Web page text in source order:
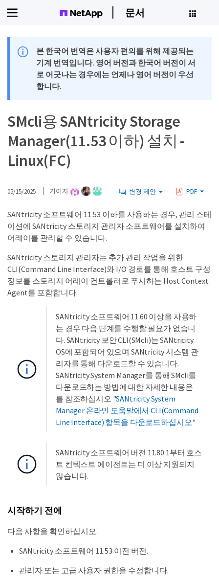
문서
본 한국어 번역은 사용자 편의를 위해 제공되는
기계 번역입니다. 영어 버전과 한국어 버전이 서
로 어긋나는 경우에는 언제나 영어 버전이 우선
합니다.
SMcli용 SANtricity Storage
Manager(11.53 이하) 설치 -
Linux(FC)
05/15/2025 기여자 변경 제안 PDF
SANtricity 소프트웨어 11.53 이하를 사용하는 경우, 관리 스테
이션에 SANtricity 스토리지 관리자 소프트웨어를 설치하여
어레이를 관리할 수 있습니다.
SANtricity 스토리지 관리자는 추가 관리 작업을 위한
CLI(Command Line Interface)와 I/O 경로를 통해 호스트 구성
정보를 스토리지 어레이 컨트롤러로 푸시하는 Host Context
Agent를 포함합니다.
SANtricity 소프트웨어 11.60 이상을 사용하
는 경우 다음 단계를 수행할 필요가 없습니
다. SANtricity 보안 CLI(SMcli)는 SANtricity
OS에 포함되어 있으며 SANtricity 시스템 관
리자를 통해 다운로드할 수 있습니다.
SANtricity System Manager를 통해 SMcli를
다운로드하는 방법에 대한 자세한 내용은
를 참조하십시오 "SANtricity System
Manager 온라인 도움말에서 CLI(Command
Line Interface) 항목을 다운로드하십시오"
SANtricity 소프트웨어 버전 11.80.1부터 호스
트 컨텍스트 에이전트는 더 이상 지원되지
않습니다.
시작하기 전에
다음 사항을 확인하십시오.
SANtricity 소프트웨어 11.53 이전 버전.
관리자 또는 고급 사용자 권한을 수정합니다.